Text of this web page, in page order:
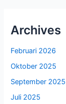
Archives
Februari 2026
Oktober 2025
September 2025
Juli 2025